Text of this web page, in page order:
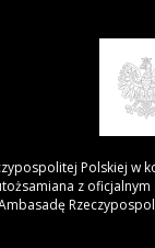
Polskiej w
z